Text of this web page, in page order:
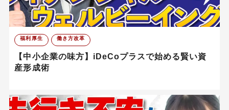
福利厚生 働き方改革
【中小企業の味方】iDeCoプラスで始める賢い資
産形成術